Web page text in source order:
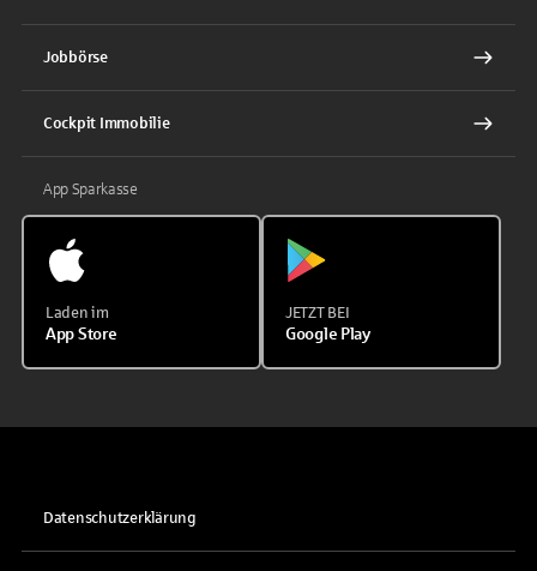
Jobbörse
Cockpit Immobilie
App Sparkasse
Laden im
App Store
JETZT BEI
Google Play
Datenschutzerklärung